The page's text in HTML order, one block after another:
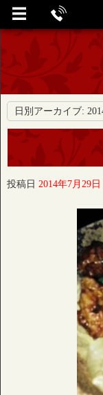
日別アーカイブ:
投稿日 2014年7月29日